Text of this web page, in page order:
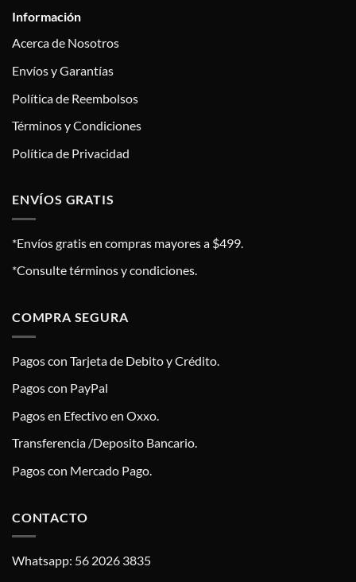
Información
Acerca de Nosotros
Envíos y Garantías
Política de Reembolsos
Términos y Condiciones
Política de Privacidad
ENVÍOS GRATIS
*Envíos gratis en compras mayores a $499.
*Consulte términos y condiciones.
COMPRA SEGURA
Pagos con Tarjeta de Debito y Crédito.
Pagos con PayPal
Pagos en Efectivo en Oxxo.
Transferencia /Deposito Bancario.
Pagos con Mercado Pago.
CONTACTO
Whatsapp: 56 2026 3835